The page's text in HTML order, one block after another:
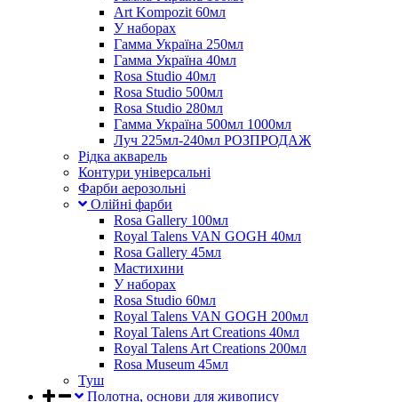
Art Kompozit 60мл
У наборах
Гамма Україна 250мл
Гамма Україна 40мл
Rosa Studio 40мл
Rosa Studio 500мл
Rosa Studio 280мл
Гамма Україна 500мл 1000мл
Луч 225мл-240мл РОЗПРОДАЖ
Рідка акварель
Контури універсальні
Фарби аерозольні
Олійні фарби
Rosa Gallery 100мл
Royal Talens VAN GOGH 40мл
Rosa Gallery 45мл
Мастихини
У наборах
Rosa Studio 60мл
Royal Talens VAN GOGH 200мл
Royal Talens Art Creations 40мл
Royal Talens Art Creations 200мл
Rosa Museum 45мл
Туш
Полотна, основи для живопису